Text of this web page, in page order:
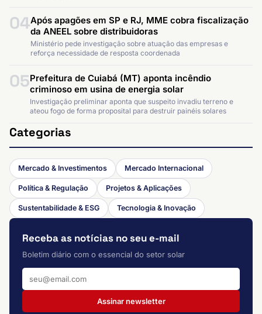
04Após apagões em SP e RJ, MME cobra fiscalização
da ANEEL sobre distribuidoras
Ministério pede investigação sobre atuação das empresas e
reforça necessidade de resposta coordenada
05Prefeitura de Cuiabá (MT) aponta incêndio
criminoso em usina de energia solar
Investigação preliminar aponta que suspeito invadiu terreno e
ateou fogo de forma proposital para destruir painéis solares
Categorias
Mercado & Investimentos Mercado Internacional
Política & Regulação Projetos & Aplicações
Sustentabilidade & ESG Tecnologia & Inovação
Receba as notícias no seu e-mail
Boletim diário com o essencial do setor solar
Assinar newsletter